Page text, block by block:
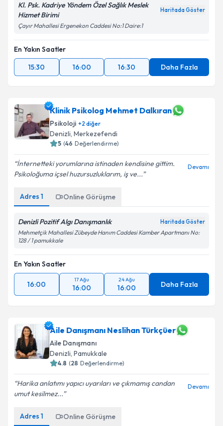
Kl. Psk. Kadriye Yöndem Özel Sağlık Meslek
Hizmet Birimi
Haritada Göster
Çayır Mahallesi Ergenekon Caddesi No:1 Daire:1
En Yakın Saatler
15:30
16:00 16:30 Daha Fazla
Klinik Psikolog Mehmet Dalkıran
Psikoloji +2 diğer
Denizli, Merkezefendi
5 (46 Değerlendirme)
İnternetteki yorumlarına istinaden kendisine gittim.
Psikoloğuma içsel huzursuzluklarım, iş ve...
Devamı
Adres 1 Online Görüşme
Denizli Pozitif Algı Danışmanlık Haritada Göster
Mehmetçik Mahallesi Zübeyde Hanım Caddesi Kamber Apartmanı No:
128 / 1 pamukkale
En Yakın Saatler
16:00
17 Ağu
16:00
24 Ağu
16:00 Daha Fazla
Aile Danışmanı Neslihan Türkçüer
Aile Danışmanı
Denizli, Pamukkale
4.8 (28 Değerlendirme)
Harika anlatımı yapıcı uyarıları ve çıkmamış candan
umut kesilmez...
Devamı
Adres 1 Online Görüşme